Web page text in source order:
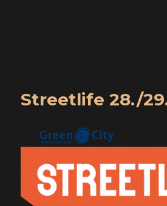
Streetlife 28./